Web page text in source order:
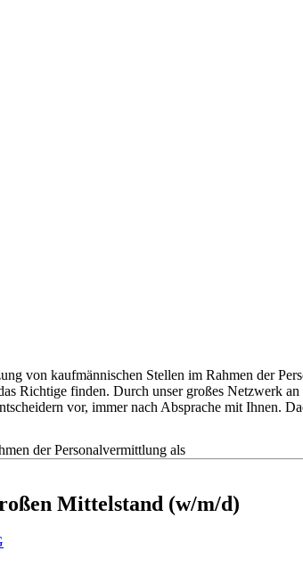
von kaufmännischen Stellen im Rahmen der
Richtige finden. Durch unser großes Netzwerk
vor, immer nach Absprache mit Ihnen.
der Personalvermittlung als
Mittelstand (w/m/d)